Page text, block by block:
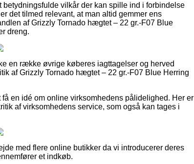
vilkår der kan spille ind i forbindelse
det tilmed relevant, at man altid gemmer ens
af Grizzly Tornado hægtet – 22 gr.-F07 Blue
dreng.
en række øvrige køberes iagttagelser og herved
af Grizzly Tornado hægtet – 22 gr.-F07 Blue Herring
en idé om online virksomhedens pålidelighed. Her er
af virksomhedens service, som også kan tages i
med flere online butikker da vi introducerer deres
et indkøb.